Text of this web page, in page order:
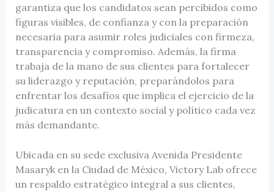
garantiza que los candidatos sean percibidos como
figuras visibles, de confianza y con la preparación
necesaria para asumir roles judiciales con firmeza,
transparencia y compromiso. Además, la firma
trabaja de la mano de sus clientes para fortalecer
su liderazgo y reputación, preparándolos para
enfrentar los desafíos que implica el ejercicio de la
judicatura en un contexto social y político cada vez
más demandante.
Ubicada en su sede exclusiva Avenida Presidente
Masaryk en la Ciudad de México, Victory Lab ofrece
un respaldo estratégico integral a sus clientes,